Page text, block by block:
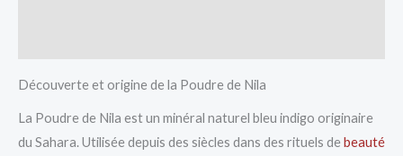
Découverte et origine de la Poudre de Nila
La Poudre de Nila est un minéral naturel bleu indigo originaire
du Sahara. Utilisée depuis des siècles dans des rituels debeauté